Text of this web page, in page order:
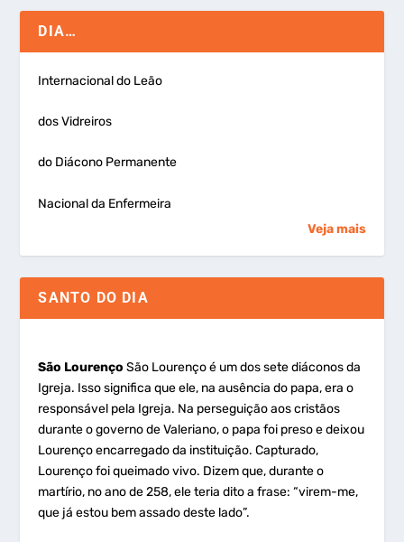
DIA…
Internacional do Leão
dos Vidreiros
do Diácono Permanente
Nacional da Enfermeira
Veja mais
SANTO DO DIA
São Lourenço São Lourenço é um dos sete diáconos da
Igreja. Isso significa que ele, na ausência do papa, era o
responsável pela Igreja. Na perseguição aos cristãos
durante o governo de Valeriano, o papa foi preso e deixou
Lourenço encarregado da instituição. Capturado,
Lourenço foi queimado vivo. Dizem que, durante o
martírio, no ano de 258, ele teria dito a frase: “virem-me,
que já estou bem assado deste lado”.